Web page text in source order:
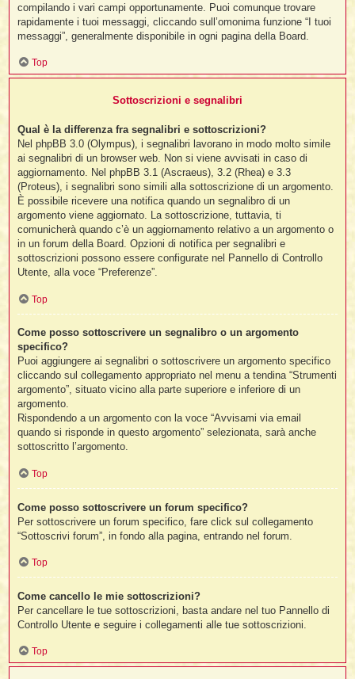
compilando i vari campi opportunamente. Puoi comunque trovare
rapidamente i tuoi messaggi, cliccando sull’omonima funzione “I tuoi
messaggi”, generalmente disponibile in ogni pagina della Board.
Top
Sottoscrizioni e segnalibri
Qual è la differenza fra segnalibri e sottoscrizioni?
Nel phpBB 3.0 (Olympus), i segnalibri lavorano in modo molto simile
ai segnalibri di un browser web. Non si viene avvisati in caso di
aggiornamento. Nel phpBB 3.1 (Ascraeus), 3.2 (Rhea) e 3.3
(Proteus), i segnalibri sono simili alla sottoscrizione di un argomento.
È possibile ricevere una notifica quando un segnalibro di un
argomento viene aggiornato. La sottoscrizione, tuttavia, ti
comunicherà quando c’è un aggiornamento relativo a un argomento o
in un forum della Board. Opzioni di notifica per segnalibri e
sottoscrizioni possono essere configurate nel Pannello di Controllo
Utente, alla voce “Preferenze”.
Top
Come posso sottoscrivere un segnalibro o un argomento
specifico?
Puoi aggiungere ai segnalibri o sottoscrivere un argomento specifico
cliccando sul collegamento appropriato nel menu a tendina “Strumenti
argomento”, situato vicino alla parte superiore e inferiore di un
argomento.
Rispondendo a un argomento con la voce “Avvisami via email
quando si risponde in questo argomento” selezionata, sarà anche
sottoscritto l’argomento.
Top
Come posso sottoscrivere un forum specifico?
Per sottoscrivere un forum specifico, fare click sul collegamento
“Sottoscrivi forum”, in fondo alla pagina, entrando nel forum.
Top
Come cancello le mie sottoscrizioni?
Per cancellare le tue sottoscrizioni, basta andare nel tuo Pannello di
Controllo Utente e seguire i collegamenti alle tue sottoscrizioni.
Top